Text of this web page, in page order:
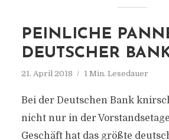
PEINLICHE
DEUTSCHER
21. April 2018 1 Min. Lesedauer
Bei der Deutschen Bank
nicht nur in der
Geschäft hat das größte